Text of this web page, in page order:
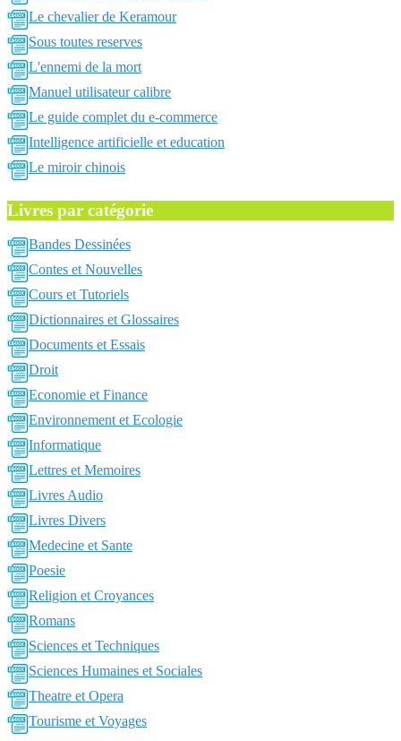
Le chevalier de Keramour
Sous toutes reserves
L'ennemi de la mort
Manuel utilisateur calibre
Le guide complet du e-commerce
Intelligence artificielle et education
Le miroir chinois
Livres par catégorie
Bandes Dessinées
Contes et Nouvelles
Cours et Tutoriels
Dictionnaires et Glossaires
Documents et Essais
Droit
Economie et Finance
Environnement et Ecologie
Informatique
Lettres et Memoires
Livres Audio
Livres Divers
Medecine et Sante
Poesie
Religion et Croyances
Romans
Sciences et Techniques
Sciences Humaines et Sociales
Theatre et Opera
Tourisme et Voyages